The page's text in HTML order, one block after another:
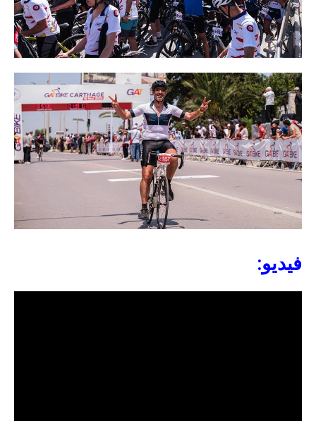
فيديو: